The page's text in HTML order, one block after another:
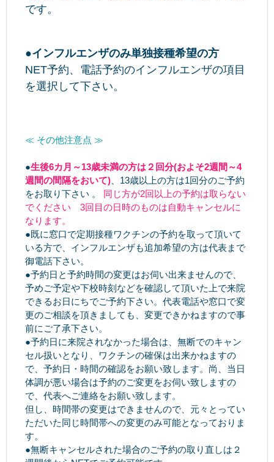
です。
●インフルエンザのみ単独接種希望の方
NET予約、電話予約のインフルエンザの項目
を選択して下さい。
≪ その他注意点 ≫
●生後6カ月～13歳未満の方は２回分(およそ2週間～4
週間の間隔をおいて)、13歳以上の方は1回分のご予約
をお取り下さい 。
同じ方が2回以上の予約は取らない
でください 3回目の日時のものは自動キャンセルに
なります。
●既に窓口で定期接種ワクチンの予約を取って頂いて
いる方で、インフルエンザも追加希望の方は代表まで
御電話下さい。
●予約日と予約時間の変更はお伺い出来ませんので、
予めご予定や下校時刻などを確認して頂いた上で来院
できるお日にちでご予約下さい。代表電話や窓口で変
更のご相談を頂きましても、変更できかねますので事
前にご了承下さい。
●予約日に来院されなかった場合は、無断でのキャン
セル扱いとなり、ワクチンの確保は出来かねますの
で、予約日・時間の確認をお願い致します。尚、当日
体調が悪い場合は予約のご変更をお伺い致しますの
で、代表へご連絡をお願い致します。
但し、時間帯の変更はできませんので、元々とってい
ただいた同じ時間帯への変更のみ可能となっておりま
す。
●無断キャンセルされた場合のご予約の取り直しは２